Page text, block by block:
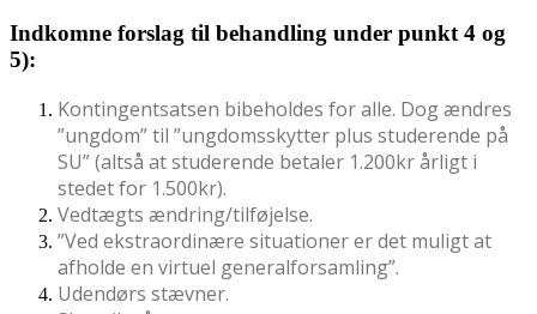
Indkomne forslag til behandling under punkt 4 og
5):
Kontingentsatsen bibeholdes for alle. Dog ændres
”ungdom” til ”ungdomsskytter plus studerende på
SU” (altså at studerende betaler 1.200kr årligt i
stedet for 1.500kr).
Vedtægts ændring/tilføjelse.
”Ved ekstraordinære situationer er det muligt at
afholde en virtuel generalforsamling”.
Udendørs stævner.